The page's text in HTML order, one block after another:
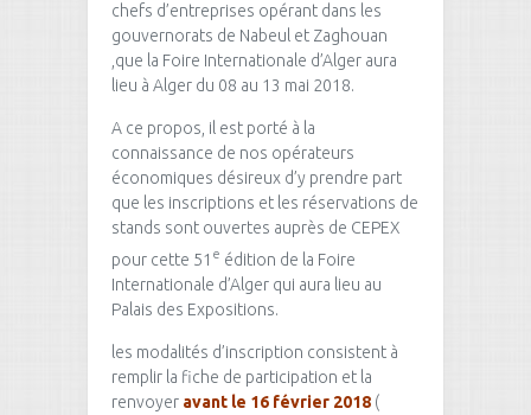
chefs d’entreprises opérant dans les
gouvernorats de Nabeul et Zaghouan
,que la Foire Internationale d’Alger aura
lieu à Alger du 08 au 13 mai 2018.
A ce propos, il est porté à la
connaissance de nos opérateurs
économiques désireux d’y prendre part
que les inscriptions et les réservations de
stands sont ouvertes auprès de CEPEX
pour cette 51 e édition de la Foire
Internationale d’Alger qui aura lieu au
Palais des Expositions.
les modalités d’inscription consistent à
remplir la fiche de participation et la
renvoyer avant le 16 février 2018 (